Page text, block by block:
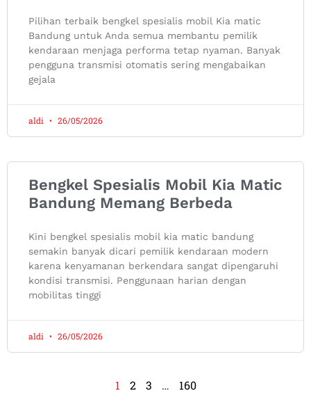
Pilihan terbaik bengkel spesialis mobil Kia matic
Bandung untuk Anda semua membantu pemilik
kendaraan menjaga performa tetap nyaman. Banyak
pengguna transmisi otomatis sering mengabaikan
gejala
aldi 26/05/2026
Bengkel Spesialis Mobil Kia Matic
Bandung Memang Berbeda
Kini bengkel spesialis mobil kia matic bandung
semakin banyak dicari pemilik kendaraan modern
karena kenyamanan berkendara sangat dipengaruhi
kondisi transmisi. Penggunaan harian dengan
mobilitas tinggi
aldi 26/05/2026
1 2 3 … 160